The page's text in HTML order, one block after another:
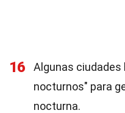
16
Algunas ciudades
nocturnos" para
nocturna.